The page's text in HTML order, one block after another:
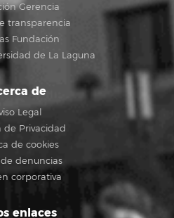
Gerencia
transparencia
Fundación
de La Laguna
de
Legal
de Privacidad
de cookies
denuncias
corporativa
enlaces